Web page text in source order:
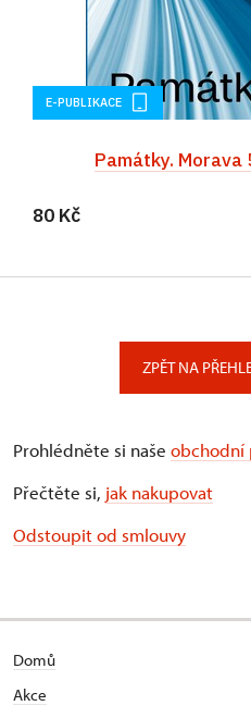
E-PUBLIKACE
Památky.
80 Kč
ZPĚT NA
Prohlédněte si naše obchodní
Přečtěte si, jak nakupovat
Odstoupit od smlouvy
Domů
Akce